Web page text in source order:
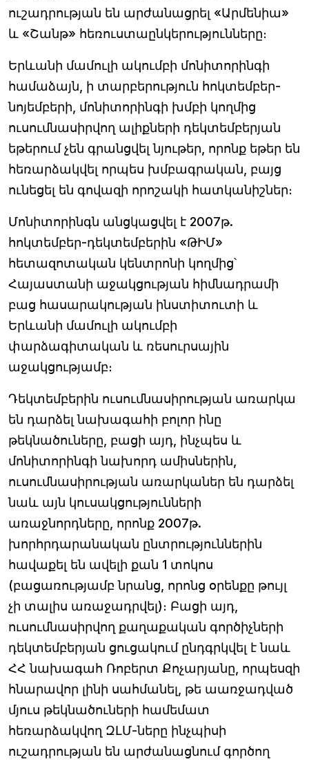
ուշադրության են արժանացրել «Արմենիա»
և «Շանթ» հեռուստաընկերությունները։
Երևանի մամուլի ակումբի մոնիտորինգի
համաձայն, ի տարբերություն հոկտեմբեր-
նոյեմբերի, մոնիտորինգի խմբի կողմից
ուսումնասիրվող ալիքների դեկտեմբերյան
եթերում չեն գրանցվել նյութեր, որոնք եթեր են
հեռարձակվել որպես խմբագրական, բայց
ունեցել են գովազի որոշակի հատկանիշներ։
Մոնիտորինգն անցկացվել է 2007թ.
հոկտեմբեր-դեկտեմբերին «ԹԻՄ»
հետազոտական կենտրոնի կողմից՝
Հայաստանի աջակցության հիմնադրամի
բաց հասարակության ինստիտուտի և
Երևանի մամուլի ակումբի
փարձագիտական և ռեսուրսային
աջակցությամբ։
Դեկտեմբերին ուսումնասիրության առարկա
են դարձել նախագահի բոլոր ինը
թեկնածուները, բացի այդ, ինչպես և
մոնիտորինգի նախորդ ամիսներին,
ուսումնասիրության առարկաներ են դարձել
նաև այն կուսակցությունների
առաջնորդները, որոնք 2007թ.
խորհրդարանական ընտրություններին
հավաքել են ավելի քան 1 տոկոս
(բացառությամբ նրանց, որոնց օրենքը թույլ
չի տալիս առաջադրվել)։ Բացի այդ,
ուսումնասիրվող քաղաքական գործիչների
դեկտեմբերյան ցուցակում ընդգրկվել է նաև
ՀՀ նախագահ Ռոբերտ Քոչարյանը, որպեսզի
հնարավոր լինի սահմանել, թե աառջադված
մյուս թեկնածուների համեմատ
հեռարձակվող ԶԼՄ-ները ինչպիսի
ուշադրության են արժանացնում գործող